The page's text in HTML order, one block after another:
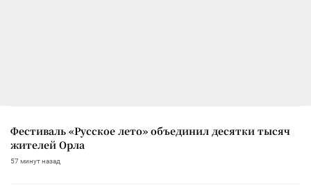
Фестиваль «Русское лето» объединил десятки тысяч
жителей Орла
57 минут назад